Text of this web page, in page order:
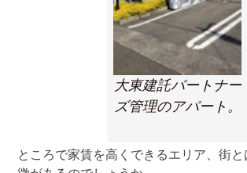
大東建託パートナー
ズ管理のアパート。
ところで家賃を高くできるエリア、街